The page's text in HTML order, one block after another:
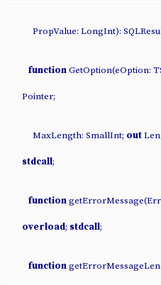
PropValue: LongInt):
functionGetOption(eOption:
Pointer;
MaxLength: SmallInt; out
stdcall;
function
overload; stdcall;
function